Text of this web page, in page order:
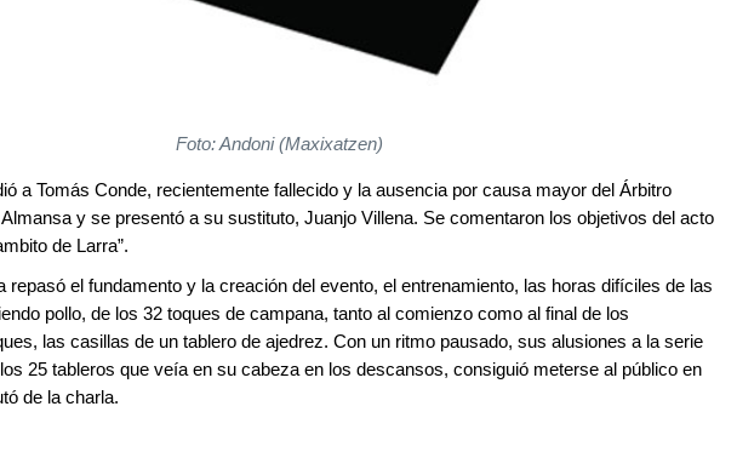
Foto: Andoni (Maxixatzen)
a Tomás Conde, recientemente fallecido y la ausencia por causa mayor del Árbitro
y se presentó a su sustituto, Juanjo Villena. Se comentaron los objetivos del acto
de Larra”.
repasó el fundamento y la creación del evento, el entrenamiento, las horas difíciles de las
pollo, de los 32 toques de campana, tanto al comienzo como al final de los
las casillas de un tablero de ajedrez. Con un ritmo pausado, sus alusiones a la serie
25 tableros que veía en su cabeza en los descansos, consiguió meterse al público en
de la charla.